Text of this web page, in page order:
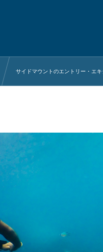
サイドマウントのエントリー・エ